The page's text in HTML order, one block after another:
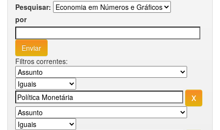
Pesquisar:
por
Filtros correntes: